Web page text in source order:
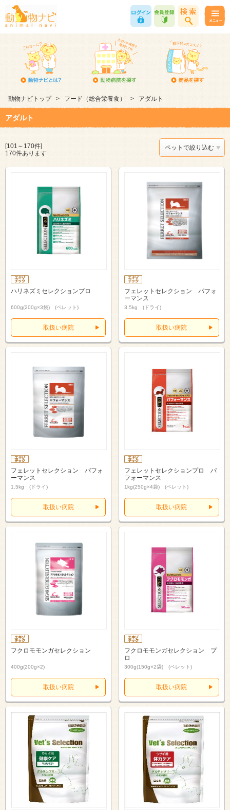
動物ナビトップ > フード（総合栄養食） > アダルト
アダルト
[101～170件]
170件あります
ペットで絞り込む
ハリネズミセレクションプロ
600g(200g×3袋) (ペレット)
取扱い病院
フェレットセレクション パフォ
ーマンス
3.5kg (ドライ)
取扱い病院
フェレットセレクション パフォ
ーマンス
1.5kg (ドライ)
取扱い病院
フェレットセレクションプロ パ
フォーマンス
1kg(250g×4袋) (ペレット)
取扱い病院
フクロモモンガセレクション
400g(200g×2)
取扱い病院
フクロモモンガセレクション プ
ロ
300g(150g×2袋) (ペレット)
取扱い病院